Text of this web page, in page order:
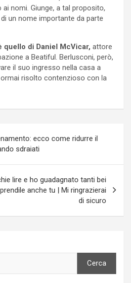
nomi. Giunge, a tal proposito,
un nome importante da parte
quello di Daniel McVicar, attore
a Beatiful. Berlusconi, però,
il suo ingresso nella casa a
risolto contenzioso con la
ecco come ridurre il
sdraiati
lire e ho guadagnato tanti bei
anche tu | Mi ringrazierai
di sicuro
Cerca